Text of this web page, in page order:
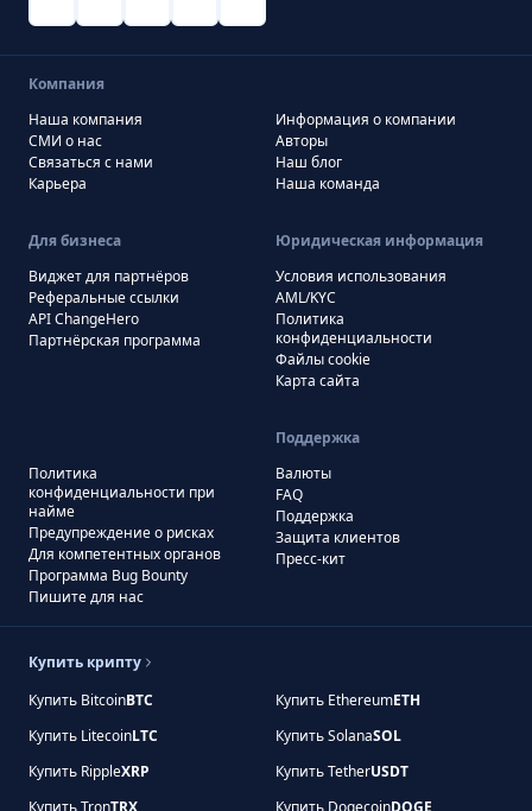
Компания
Наша компания
СМИ о нас
Связаться с нами
Карьера
Информация о компании
Авторы
Наш блог
Наша команда
Для бизнеса
Виджет для партнёров
Реферальные ссылки
API ChangeHero
Партнёрская программа
Юридическая информация
Условия использования
AML/KYC
Политика
конфиденциальности
Файлы cookie
Карта сайта
Политика
конфиденциальности при
найме
Предупреждение о рисках
Для компетентных органов
Программа Bug Bounty
Пишите для нас
Поддержка
Валюты
FAQ
Поддержка
Защита клиентов
Пресс-кит
Купить крипту
Купить BitcoinBTC Купить EthereumETH
Купить LitecoinLTC Купить SolanaSOL
Купить RippleXRP Купить TetherUSDT
Купить TronTRX Купить DogecoinDOGE